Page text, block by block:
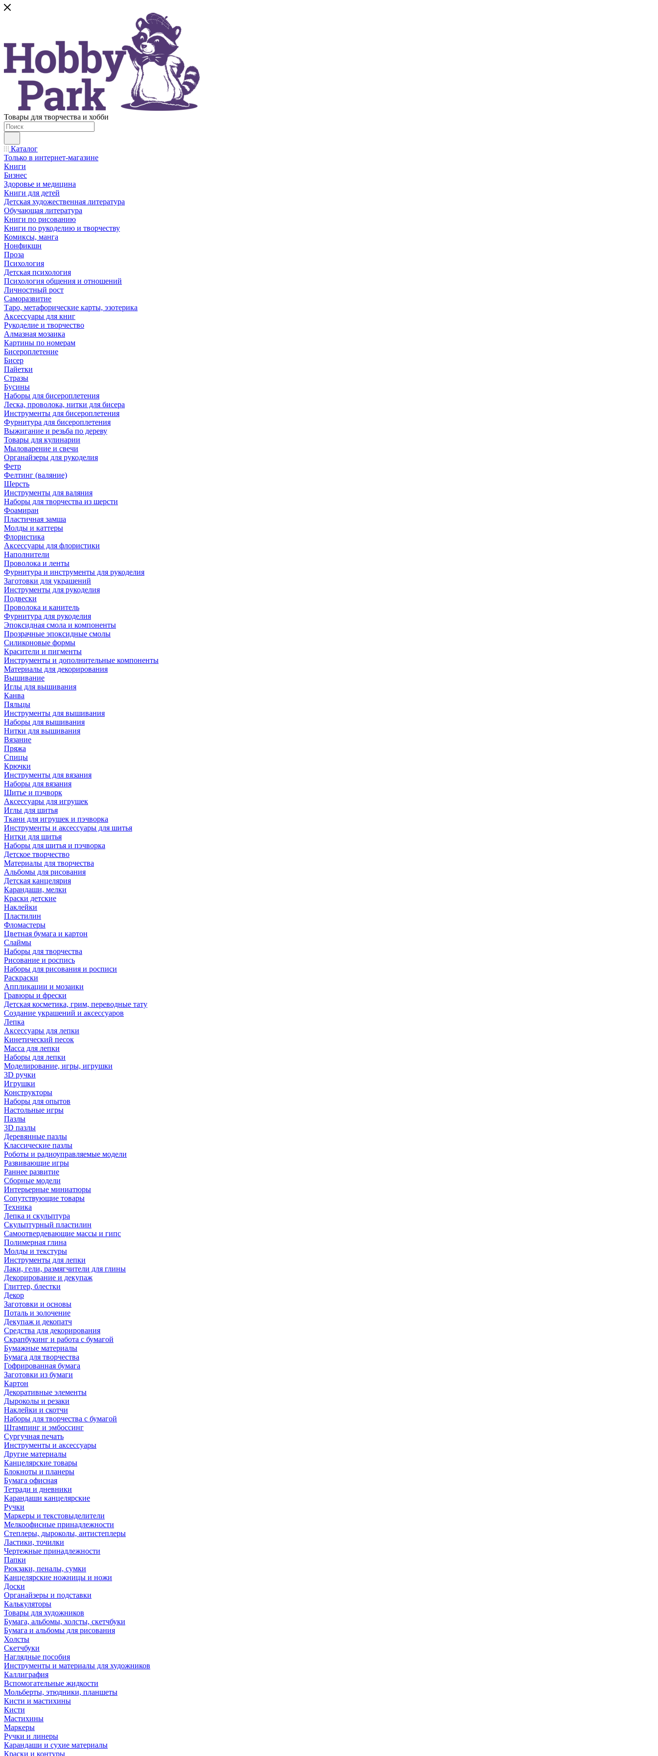
Товары для творчества и хобби
Каталог
Только в интернет-магазине
Книги
Бизнес
Здоровье и медицина
Книги для детей
Детская художественная литература
Обучающая литература
Книги по рисованию
Книги по рукоделию и творчеству
Комиксы, манга
Нонфикшн
Проза
Психология
Детская психология
Психология общения и отношений
Личностный рост
Саморазвитие
Таро, метафорические карты, эзотерика
Аксессуары для книг
Рукоделие и творчество
Алмазная мозаика
Картины по номерам
Бисероплетение
Бисер
Пайетки
Стразы
Бусины
Наборы для бисероплетения
Леска, проволока, нитки для бисера
Инструменты для бисероплетения
Фурнитура для бисероплетения
Выжигание и резьба по дереву
Товары для кулинарии
Мыловарение и свечи
Органайзеры для рукоделия
Фетр
Фелтинг (валяние)
Шерсть
Инструменты для валяния
Наборы для творчества из шерсти
Фоамиран
Пластичная замша
Молды и каттеры
Флористика
Аксессуары для флористики
Наполнители
Проволока и ленты
Фурнитура и инструменты для рукоделия
Заготовки для украшений
Инструменты для рукоделия
Подвески
Проволока и канитель
Фурнитура для рукоделия
Эпоксидная смола и компоненты
Прозрачные эпоксидные смолы
Силиконовые формы
Красители и пигменты
Инструменты и дополнительные компоненты
Материалы для декорирования
Вышивание
Иглы для вышивания
Канва
Пяльцы
Инструменты для вышивания
Наборы для вышивания
Нитки для вышивания
Вязание
Пряжа
Спицы
Крючки
Инструменты для вязания
Наборы для вязания
Шитье и пэчворк
Аксессуары для игрушек
Иглы для шитья
Ткани для игрушек и пэчворка
Инструменты и аксессуары для шитья
Нитки для шитья
Наборы для шитья и пэчворка
Детское творчество
Материалы для творчества
Альбомы для рисования
Детская канцелярия
Карандаши, мелки
Краски детские
Наклейки
Пластилин
Фломастеры
Цветная бумага и картон
Слаймы
Наборы для творчества
Рисование и роспись
Наборы для рисования и росписи
Раскраски
Аппликации и мозаики
Гравюры и фрески
Детская косметика, грим, переводные тату
Создание украшений и аксессуаров
Лепка
Аксессуары для лепки
Кинетический песок
Масса для лепки
Наборы для лепки
Моделирование, игры, игрушки
3D ручки
Игрушки
Конструкторы
Наборы для опытов
Настольные игры
Пазлы
3D пазлы
Деревянные пазлы
Классические пазлы
Роботы и радиоуправляемые модели
Развивающие игры
Раннее развитие
Сборные модели
Интерьерные миниатюры
Сопутствующие товары
Техника
Лепка и скульптура
Скульптурный пластилин
Самоотвердевающие массы и гипс
Полимерная глина
Молды и текстуры
Инструменты для лепки
Лаки, гели, размягчители для глины
Декорирование и декупаж
Глиттер, блестки
Декор
Заготовки и основы
Поталь и золочение
Декупаж и декопатч
Средства для декорирования
Скрапбукинг и работа с бумагой
Бумажные материалы
Бумага для творчества
Гофрированная бумага
Заготовки из бумаги
Картон
Декоративные элементы
Дыроколы и резаки
Наклейки и скотчи
Наборы для творчества с бумагой
Штампинг и эмбоссинг
Сургучная печать
Инструменты и аксессуары
Другие материалы
Канцелярские товары
Блокноты и планеры
Бумага офисная
Тетради и дневники
Карандаши канцелярские
Ручки
Маркеры и текстовыделители
Мелкоофисные принадлежности
Степлеры, дыроколы, антистеплеры
Ластики, точилки
Чертежные принадлежности
Папки
Рюкзаки, пеналы, сумки
Канцелярские ножницы и ножи
Доски
Органайзеры и подставки
Калькуляторы
Товары для художников
Бумага, альбомы, холсты, скетчбуки
Бумага и альбомы для рисования
Холсты
Скетчбуки
Наглядные пособия
Инструменты и материалы для художников
Каллиграфия
Вспомогательные жидкости
Мольберты, этюдники, планшеты
Кисти и мастихины
Кисти
Мастихины
Маркеры
Ручки и линеры
Карандаши и сухие материалы
Краски и контуры